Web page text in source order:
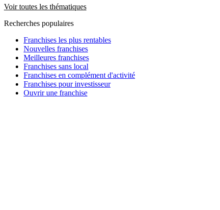
Voir toutes les thématiques
Recherches populaires
Franchises les plus rentables
Nouvelles franchises
Meilleures franchises
Franchises sans local
Franchises en complément d'activité
Franchises pour investisseur
Ouvrir une franchise